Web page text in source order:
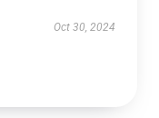
Oct 30, 2024